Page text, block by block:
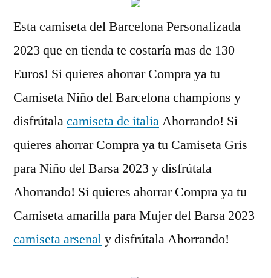
Esta camiseta del Barcelona Personalizada
2023 que en tienda te costaría mas de 130
Euros! Si quieres ahorrar Compra ya tu
Camiseta Niño del Barcelona champions y
disfrútalacamiseta de italiaAhorrando! Si
quieres ahorrar Compra ya tu Camiseta Gris
para Niño del Barsa 2023 y disfrútala
Ahorrando! Si quieres ahorrar Compra ya tu
Camiseta amarilla para Mujer del Barsa 2023
camiseta arsenaly disfrútala Ahorrando!